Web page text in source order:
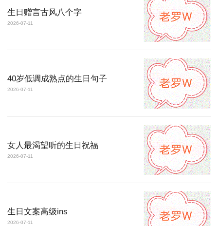
生日赠言古风八个字
2026-07-11
40岁低调成熟点的生日句子
2026-07-11
女人最渴望听的生日祝福
2026-07-11
生日文案高级ins
2026-07-11